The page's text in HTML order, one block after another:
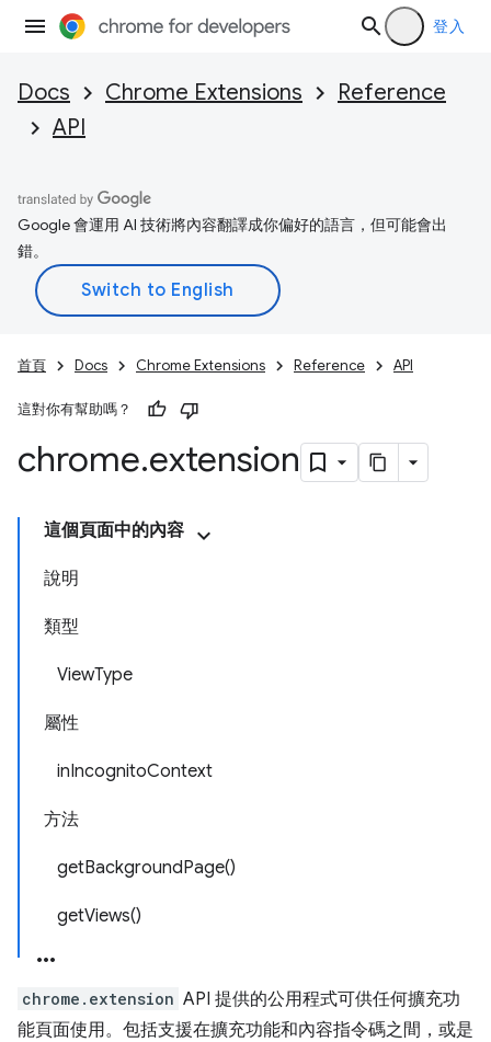
登入
Docs Chrome Extensions
Reference
API
Google 會運用 AI 技術將內容翻譯成你偏好的語言，但可能會出
錯。
首頁 Docs Chrome Extensions Reference API
這對你有幫助嗎？
chrome.extension
這個頁面中的內容
說明
類型
ViewType
屬性
inIncognitoContext
方法
getBackgroundPage()
getViews()
chrome.extension API 提供的公用程式可供任何擴充功
能頁面使用。包括支援在擴充功能和內容指令碼之間，或是